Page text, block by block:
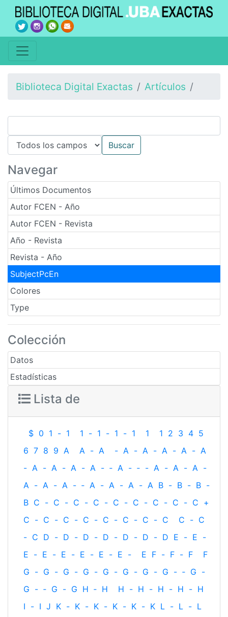
Biblioteca Digital Exactas Artículos
Navegar
Últimos Documentos
Autor FCEN - Año
Autor FCEN - Revista
Año - Revista
Revista - Año
SubjectPcEn
Colores
Type
Colección
Datos
Estadísticas
Lista de
$ 0 1 - 1 1 - 1 - 1 - 1 1 1 2 3 4 5
6 7 8 9 A A - A - A - A - A - A - A
- A - A - A - A - ‐ A - ‐ - A - A - A -
A - A - A - ‐ A - A - A - A B - B - B -
B C - C - C - C - C - C - C - C - C +
C - C - C - C - C - C - C - C C - C
- C D - D - D - D - D - D - D E - E -
E - E - E - E - E - E - E F - F - F
F
G - G - G - G - G - G - G - G - ‐ G -
G - ‐ G - G H ‐ H H - H - H - H - H
I - I J K - K - K - K - K - K L - L - L